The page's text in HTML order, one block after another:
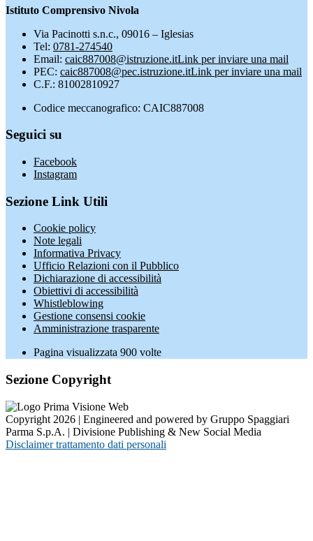
Istituto Comprensivo Nivola
Via Pacinotti s.n.c., 09016 – Iglesias
Tel: 0781-274540
Email: caic887008@istruzione.itLink per inviare una mail
PEC: caic887008@pec.istruzione.itLink per inviare una mail
C.F.: 81002810927
Codice meccanografico: CAIC887008
Seguici su
Facebook
Instagram
Sezione Link Utili
Cookie policy
Note legali
Informativa Privacy
Ufficio Relazioni con il Pubblico
Dichiarazione di accessibilità
Obiettivi di accessibilità
Whistleblowing
Gestione consensi cookie
Amministrazione trasparente
Pagina visualizzata 900 volte
Sezione Copyright
Copyright 2026 | Engineered and powered by Gruppo Spaggiari
Parma S.p.A. | Divisione Publishing & New Social Media
Disclaimer trattamento dati personali